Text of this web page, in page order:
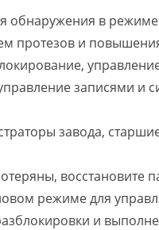
обнаружения в
протезов и
записями и
завода,
восстановите
режиме для
и